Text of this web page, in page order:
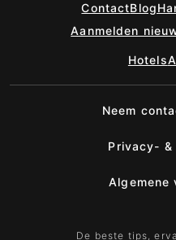
ContactBlog
Aanmelden
Hotels
Neem
Privacy- &
Algemene
De beste tips,